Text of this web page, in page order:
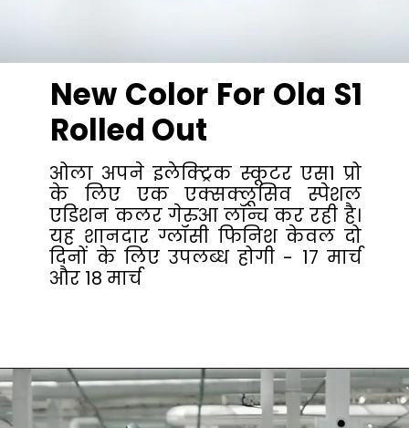
New Color For Ola S1
Rolled Out
ओला अपने इलेक्ट्रिक स्कूटर एस1 प्रो
के लिए एक एक्सक्लूसिव स्पेशल
एडिशन कलर गेरुआ लॉन्च कर रही है।
यह शानदार ग्लॉसी फिनिश केवल दो
दिनों के लिए उपलब्ध होगी - 17 मार्च
और 18 मार्च
Opening https://crazya2z.in/ola-electric-unveils-limited-edition-s1-holi.html